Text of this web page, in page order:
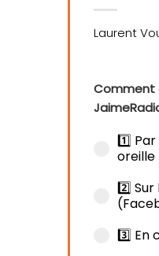
Comment
1️⃣
oreille
2️⃣
3️⃣ En